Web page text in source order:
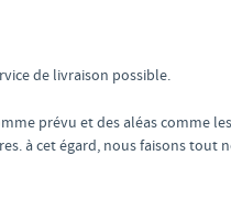
de livraison possible.
prévu et des aléas
à cet égard, nous faisons